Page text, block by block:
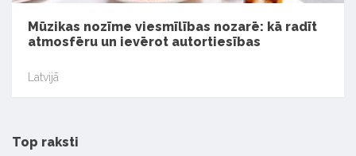
Mūzikas nozīme viesmīlības nozarē: kā radīt
atmosfēru un ievērot autortiesības
Latvijā
Top raksti